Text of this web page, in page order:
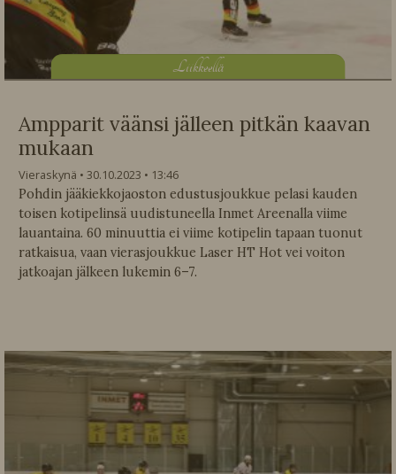
Liikkeellä
Ampparit väänsi jälleen pitkän kaavan
mukaan
Vieraskynä 30.10.2023
13:46
Pohdin jääkiekkojaoston edustusjoukkue pelasi kauden
toisen kotipelinsä uudistuneella Inmet Areenalla viime
lauantaina. 60 minuuttia ei viime kotipelin tapaan tuonut
ratkaisua, vaan vierasjoukkue Laser HT Hot vei voiton
jatkoajan jälkeen lukemin 6–7.